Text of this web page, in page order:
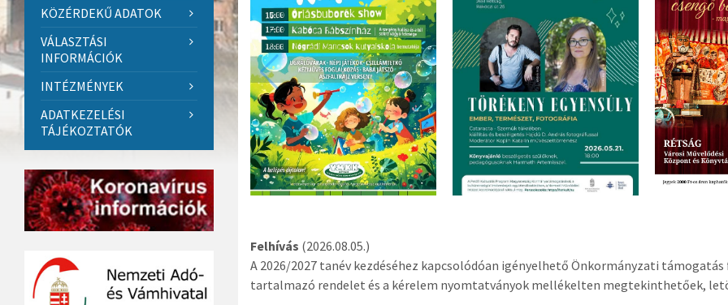
Felhívás (2026.08.05.)
A 2026/2027 tanév kezdéséhez kapcsolódóan igényelhető Önkormányzati
tartalmazó rendelet és a kérelem nyomtatványok mellékelten megtekinthetőek,
KÖZÉRDEKŰ ADATOK
VÁLASZTÁSI
INFORMÁCIÓK
INTÉZMÉNYEK
ADATKEZELÉSI
TÁJÉKOZTATÓK